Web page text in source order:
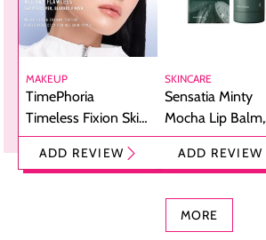
MAKEUP
TimePhoria
Timeless Fixion Skin
Tint Stick,
Foundation dan
ADD REVIEW
SKINCARE
Sensatia Minty
Mocha Lip Balm,
Pelembap Bibir
dengan Aroma
ADD REVIEW
MORE